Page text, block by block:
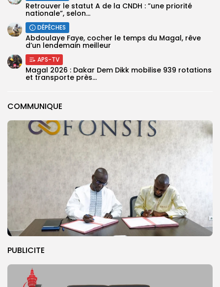
COMMUNIQUE
PUBLICITE
Retrouver le statut A de la CNDH : ”une priorité
nationale”, selon...
DÉPÊCHES
Abdoulaye Faye, cocher le temps du Magal, rêve
d’un lendemain meilleur
APS-TV
Magal 2026 : Dakar Dem Dikk mobilise 939 rotations
et transporte près...